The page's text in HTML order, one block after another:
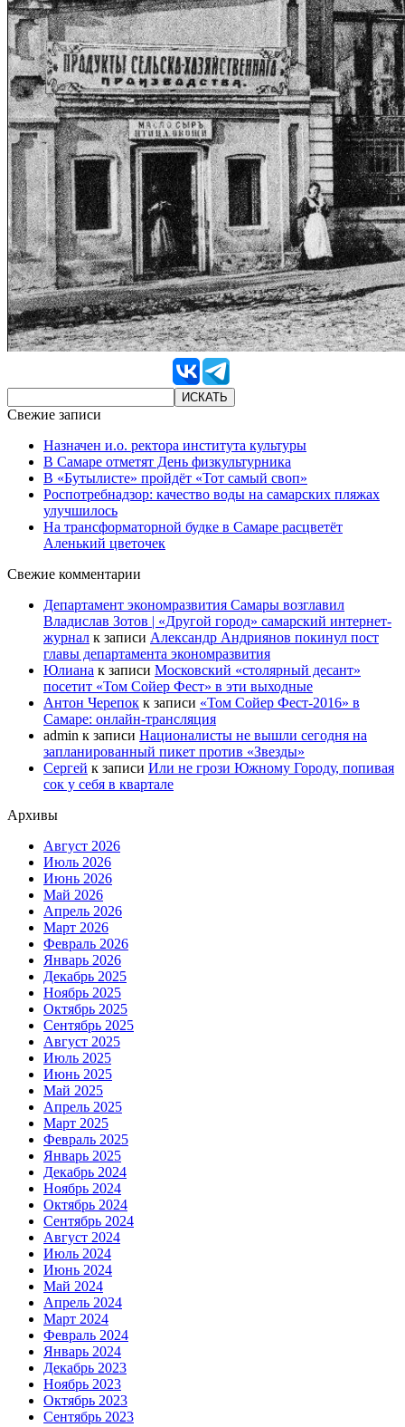
Свежие записи
Назначен и.о. ректора института культуры
В Самаре отметят День физкультурника
В «Бутылисте» пройдёт «Тот самый своп»
Роспотребнадзор: качество воды на самарских пляжах
улучшилось
На трансформаторной будке в Самаре расцветёт
Аленький цветочек
Свежие комментарии
Департамент экономразвития Самары возглавил
Владислав Зотов | «Другой город» самарский интернет-
журнал к записи Александр Андриянов покинул пост
главы департамента экономразвития
Юлиана к записи Московский «столярный десант»
посетит «Том Сойер Фест» в эти выходные
Антон Черепок к записи «Том Сойер Фест-2016» в
Самаре: онлайн-трансляция
admin к записи Националисты не вышли сегодня на
запланированный пикет против «Звезды»
Сергей к записи Или не грози Южному Городу, попивая
сок у себя в квартале
Архивы
Август 2026
Июль 2026
Июнь 2026
Май 2026
Апрель 2026
Март 2026
Февраль 2026
Январь 2026
Декабрь 2025
Ноябрь 2025
Октябрь 2025
Сентябрь 2025
Август 2025
Июль 2025
Июнь 2025
Май 2025
Апрель 2025
Март 2025
Февраль 2025
Январь 2025
Декабрь 2024
Ноябрь 2024
Октябрь 2024
Сентябрь 2024
Август 2024
Июль 2024
Июнь 2024
Май 2024
Апрель 2024
Март 2024
Февраль 2024
Январь 2024
Декабрь 2023
Ноябрь 2023
Октябрь 2023
Сентябрь 2023